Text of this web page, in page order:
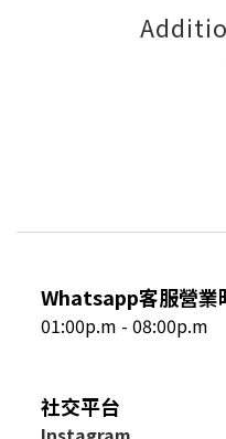
Whatsapp客服營業
01:00p.m - 08:00p.m
社交平台